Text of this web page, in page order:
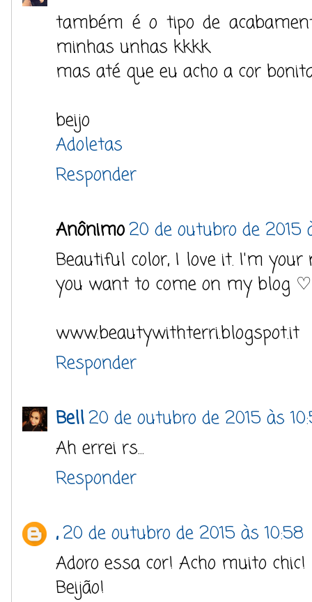
também é o tipo de
minhas unhas kkkk
mas até que eu acho a cor
beijo
Adoletas
Responder
Anônimo20 de outubro de 2015
Beautiful color, I love it. I'm
you want to come on my blog ♡
www.beautywithterri.blogspot.it
Responder
Bell20 de outubro de 2015 às
Ah errei rs...
Responder
,20 de outubro de 2015 às 10:58
Adoro essa cor! Acho muito chic!
Beijão!